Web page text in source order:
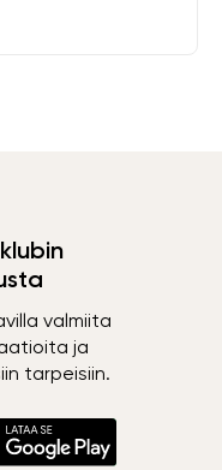
valmiita
ja
tarpeisiin.